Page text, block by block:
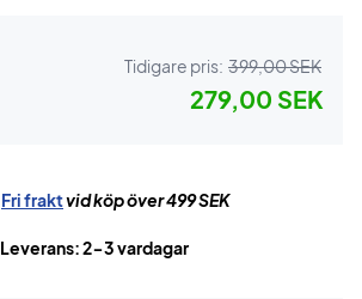
Tidigare pris: 399,00 SEK
279,00 SEK
Fri fraktvid köp över 499 SEK
Leverans: 2-3 vardagar